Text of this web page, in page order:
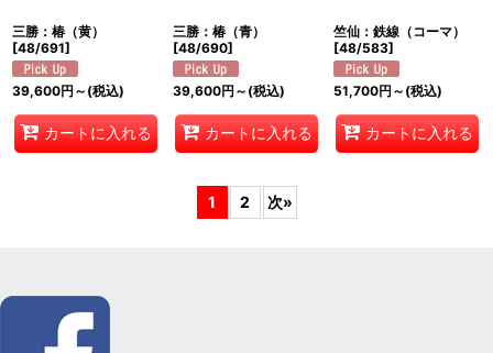
三勝：椿（黄）
[48/691]
39,600円 ～ (税込)
カートに入れる
三勝：椿（青）
[48/690]
39,600円 ～ (税込)
カートに入れる
竺仙：鉄線（コーマ）
[48/583]
51,700円 ～ (税込)
カートに入れる
1 2 次»